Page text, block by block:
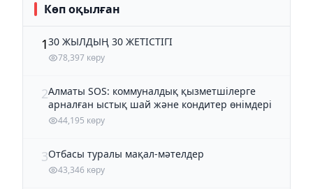
Көп оқылған
130 ЖЫЛДЫҢ 30 ЖЕТІСТІГІ
78,397 көру
2Алматы SOS: коммуналдық қызметшілерге
арналған ыстық шай және кондитер өнімдері
44,195 көру
3Отбасы туралы мақал-мәтелдер
43,346 көру